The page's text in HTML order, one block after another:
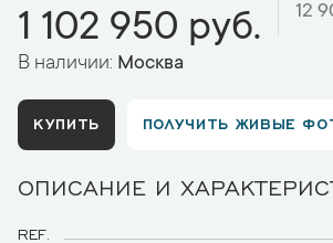
1 102 950 руб. 12
В наличии: Москва
КУПИТЬ ПОЛУЧИТЬ ЖИВЫЕ
ОПИСАНИЕ И
REF.